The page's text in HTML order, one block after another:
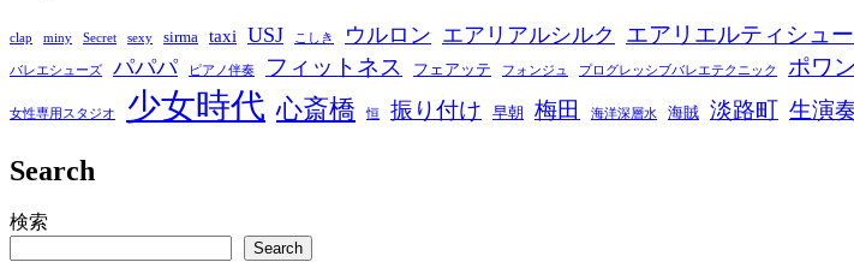
clap miny Secret sexy sirma taxi USJ こしき ウルロン エアリアルシルク エアリエルティシュー
バレエシューズ パパパ ピアノ伴奏 フィットネス フェアッテ フォンジュ プログレッシブバレエテクニック ポワ
女性専用スタジオ 少女時代 心斎橋 恒 振り付け 早朝 梅田 海洋深層水 海賊 淡路町 生演
Search
検索
Search